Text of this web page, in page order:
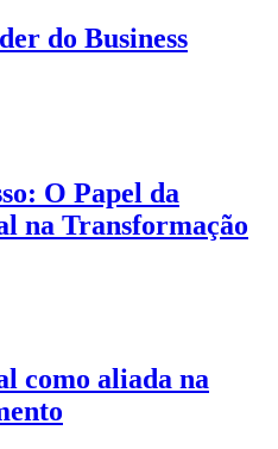
do Business
O Papel da
na Transformação
como aliada na